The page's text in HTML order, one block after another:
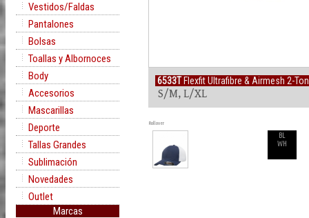
Vestidos/Faldas
Pantalones
Bolsas
Toallas y Albornoces
Body
Accesorios
Mascarillas
Deporte
Tallas Grandes
Sublimación
Novedades
Outlet
Marcas
6533TFlexfit Ultrafibre & Airmesh 2-
S/M, L/XL
Rollover
BL
WH